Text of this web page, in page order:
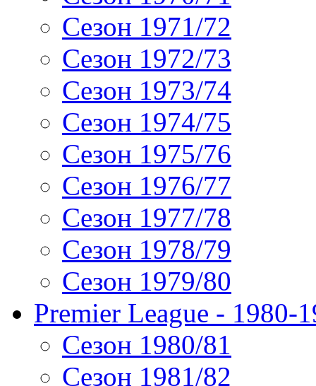
Сезон 1971/72
Сезон 1972/73
Сезон 1973/74
Сезон 1974/75
Сезон 1975/76
Сезон 1976/77
Сезон 1977/78
Сезон 1978/79
Сезон 1979/80
Premier League - 1980-
Сезон 1980/81
Сезон 1981/82